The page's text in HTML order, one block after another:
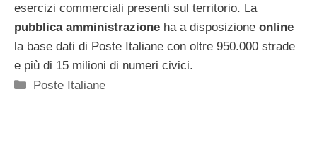
esercizi commerciali presenti sul territorio. La
pubblica amministrazione ha a disposizione online
la base dati di Poste Italiane con oltre 950.000 strade
e più di 15 milioni di numeri civici.
Categorie
Poste Italiane